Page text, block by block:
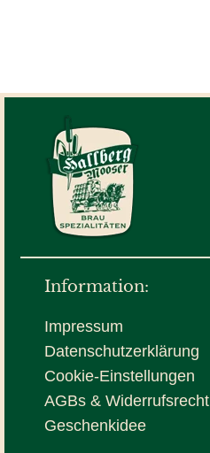
Information:
Impressum
Datenschutzerklärung
Cookie-Einstellungen
AGBs & Widerrufsrecht
Geschenkidee